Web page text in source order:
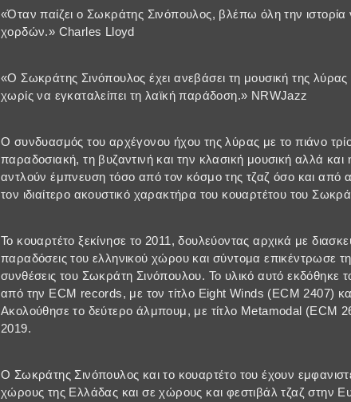
«Όταν παίζει ο Σωκράτης Σινόπουλος, βλέπω όλη την ιστορία
χορδών.» Charles Lloyd
«Ο Σωκράτης Σινόπουλος έχει ανεβάσει τη μουσική της
χωρίς να εγκαταλείπει τη λαϊκή παράδοση.» NRWJazz
Ο συνδυασμός του αρχέγονου ήχου της λύρας με το πιάνο
παραδοσιακή, τη βυζαντινή και την κλασική μουσική αλλά
αντλούν έμπνευση τόσο από τον κόσμο της τζαζ όσο και από
τον ιδιαίτερο ακουστικό χαρακτήρα του κουαρτέτου του
Το κουαρτέτο ξεκίνησε το 2011, δουλεύοντας αρχικά με
παραδόσεις του ελληνικού χώρου και σύντομα επικέντρωσε
συνθέσεις του Σωκράτη Σινόπουλου. Το υλικό αυτό
από την ECM records, με τον τίτλο Eight Winds (ECM 2407)
Ακολούθησε το δεύτερο άλμπουμ, με τίτλο Metamodal (ECM
2019.
Ο Σωκράτης Σινόπουλος και το κουαρτέτο του έχουν
χώρους της Ελλάδας και σε χώρους και φεστιβάλ τζαζ